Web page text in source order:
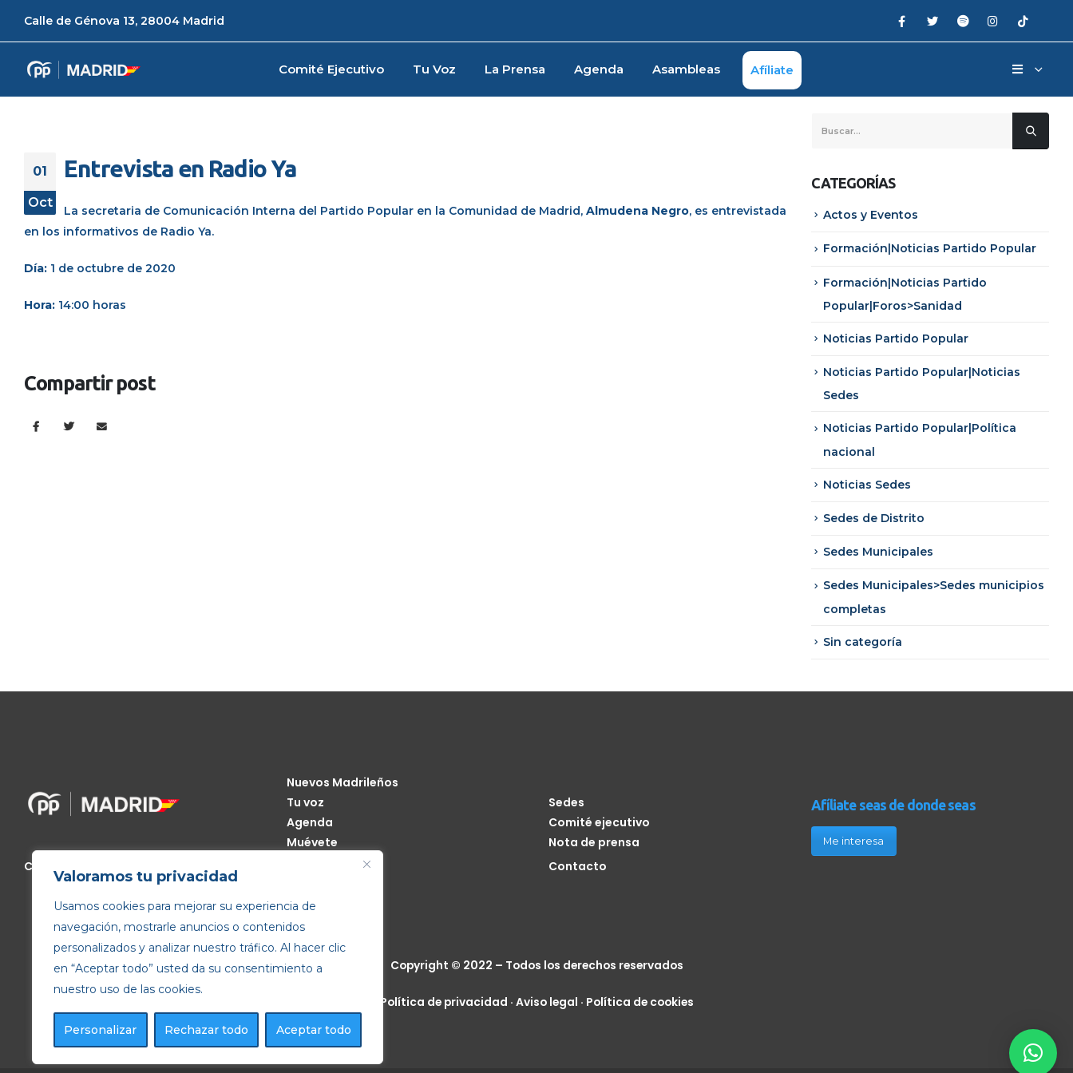
Valoramos tu privacidad
Usamos cookies para mejorar su experiencia de
navegación, mostrarle anuncios o contenidos
personalizados y analizar nuestro tráfico. Al hacer clic
en “Aceptar todo” usted da su consentimiento a
nuestro uso de las cookies.
Personalizar Rechazar todo Aceptar todo
Calle de Génova 13, 28004 Madrid
Comité Ejecutivo Tu Voz La Prensa Agenda Asambleas Afíliate
01
Oct
Entrevista en Radio Ya
La secretaria de Comunicación Interna del Partido Popular en la Comunidad de Madrid, Almudena Negro, es entrevistada
en los informativos de Radio Ya.
Día: 1 de octubre de 2020
Hora: 14:00 horas
Compartir post
CATEGORÍAS
Actos y Eventos
Formación|Noticias Partido Popular
Formación|Noticias Partido
Popular|Foros>Sanidad
Noticias Partido Popular
Noticias Partido Popular|Noticias
Sedes
Noticias Partido Popular|Política
nacional
Noticias Sedes
Sedes de Distrito
Sedes Municipales
Sedes Municipales>Sedes municipios
completas
Sin categoría
Calle de Génova, 13, 28004 Madrid
Nuevos Madrileños
Tu voz
Agenda
Muévete
Sedes
Comité ejecutivo
Nota de prensa
Contacto
Afíliate seas de donde seas
Me interesa
Copyright © 2022 – Todos los derechos reservados
Política de privacidad · Aviso legal · Política de cookies